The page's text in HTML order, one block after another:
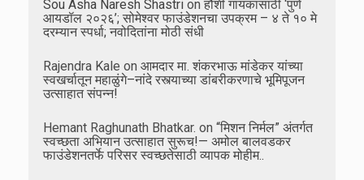
Sou Asha Naresh Shastri on हौशी गायकांसाठी ‘पुणे
आयडॉल २०२६’; सोमेश्वर फाउंडेशनचा उपक्रम – ४ ते १० मे
दरम्यान स्पर्धा; नवोदितांना मोठी संधी
Rajendra Kale on आमदार मा. शंकरभाऊ मांडेकर यांच्या
स्वखर्चातून महाळुंगे–नांदे रस्त्याच्या डांबरीकरणाचे भूमिपूजन
उत्साहात संपन्न!
Hemant Raghunath Bhatkar. on “मिशन निर्मल” अंतर्गत
स्वच्छता अभियान उत्साहात सुरूच!— अमोल बालवडकर
फाउंडेशनतर्फे परिसर स्वच्छतेसाठी व्यापक मोहीम..